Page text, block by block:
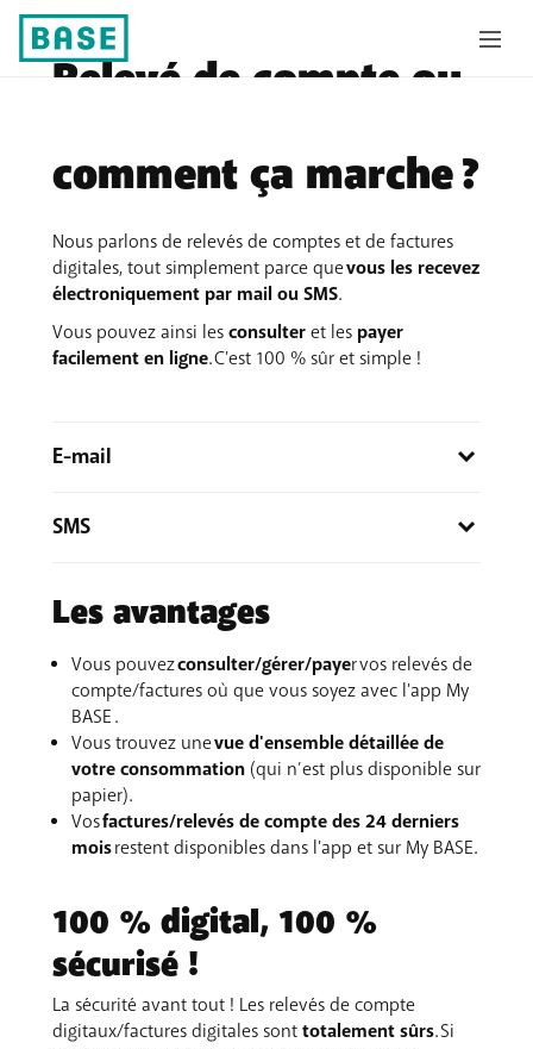
Relevé de compte ou
comment ça marche ?
Nous parlons de relevés de comptes et de factures
digitales, tout simplement parce quevous les recevez
électroniquement par mail ou SMS.
Vous pouvez ainsi les consulter et les payer
facilement en ligne. C'est 100 % sûr et simple !
E-mail
mail contenant les informations de paiement et
Une série d'icônes pratiques vous permettent
Là, vous pouvez payer votre relevé de
compte/facture en quelques secondes.
Vous avez activé la domiciliation ? Le paiement se fait
alors automatiquement et toujours à temps !En
savoir plus
SMS
contenant un lien vers l'app My BASE afin de
consulter les détails de votre facture/relevé de
compte. Dans l'app, vous trouverez un bouton pour
effectuer le paiement.
Attention
voyez pas de bouton de paiement dans l'app My
BASE ou sur My BASE.
Vous avez activé la domiciliation ? Le paiement se fait
alors automatiquement et toujours à temps !En
savoir plus.
Les avantages
Vous pouvezconsulter/gérer/payer vos relevés de
compte/factures où que vous soyez avec l'app My
BASE .
Vous trouvez unevue d'ensemble détaillée de
votre consommation (qui n’est plus disponible sur
papier).
Vosfactures/relevés de compte des 24 derniers
moisrestent disponibles dans l'app et sur My BASE.
100 % digital, 100 %
sécurisé !
La sécurité avant tout ! Les relevés de compte
digitaux/factures digitales sont totalement sûrs. Si